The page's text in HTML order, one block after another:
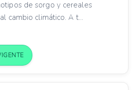
de sorgo y cereales
cambio climático. A t...